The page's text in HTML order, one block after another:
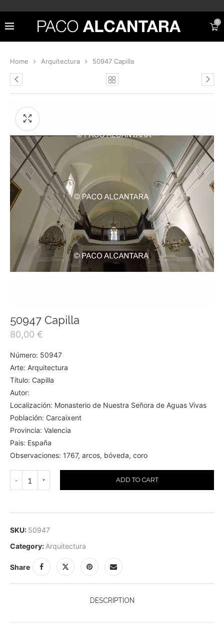
0
Home Arquitectura 50947 Capilla
50947 Capilla
80,00 €
Número: 50947
Arte: Arquitectura
Título: Capilla
Autor:
Localización: Monasterio de Nuestra Señora de Aguas Vivas
Población: Carcaixent
Provincia: Valencia
Pais: España
Observaciones: 1767, arcos, bóveda, coro
ADD TO CART
SKU: 50947
Category: Arquitectura
Share
DESCRIPTION